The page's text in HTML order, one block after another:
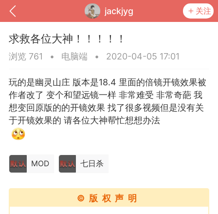
jackjyg 关注
我的钱包 道具
MOD下载 攻略教程 联机招募
求救各位大神！！！！！
浏览 761 • 电脑端 • 2020-04-05 17:01
玩的是幽灵山庄 版本是18.4 里面的倍镜开镜效果被
作者改了 变个和望远镜一样 非常难受 非常奇葩 我
想变回原版的的开镜效果 找了很多视频但是没有关
于开镜效果的 请各位大神帮忙想想办法
MOD 七日杀
©版权声明